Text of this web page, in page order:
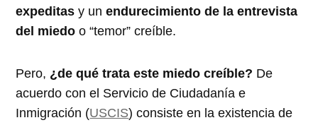
expeditas y unendurecimiento de la entrevista
del miedo o “temor” creíble.
Pero, ¿de qué trata este miedo creíble? De
acuerdo con el Servicio de Ciudadanía e
Inmigración (USCIS) consiste en la existencia de